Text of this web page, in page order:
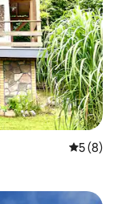
5 av 5 i
5 (8)